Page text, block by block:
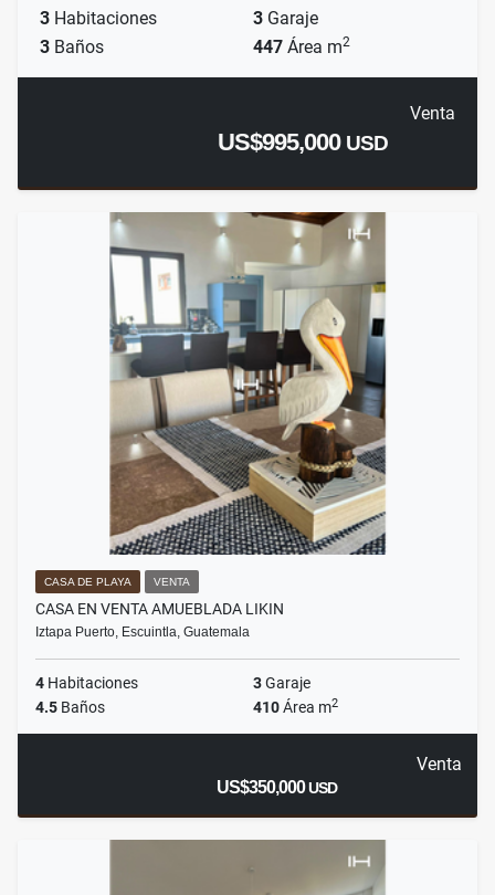
3 Habitaciones 3 Garaje
3 Baños 447 Área m2
Venta
US$995,000 USD
CASA DE PLAYA VENTA
CASA EN VENTA AMUEBLADA LIKIN
Iztapa Puerto, Escuintla, Guatemala
4 Habitaciones 3Garaje
4.5 Baños 410Área m2
Venta
US$350,000USD